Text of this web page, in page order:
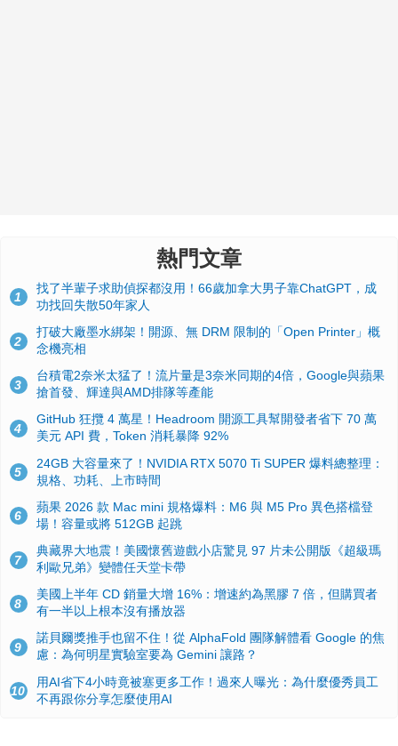
熱門文章
1
找了半輩子求助偵探都沒用！66歲加拿大男子靠ChatGPT，成
功找回失散50年家人
2
打破大廠墨水綁架！開源、無 DRM 限制的「Open Printer」概
念機亮相
3
台積電2奈米太猛了！流片量是3奈米同期的4倍，Google與蘋果
搶首發、輝達與AMD排隊等產能
4
GitHub 狂攬 4 萬星！Headroom 開源工具幫開發者省下 70 萬
美元 API 費，Token 消耗暴降 92%
5
24GB 大容量來了！NVIDIA RTX 5070 Ti SUPER 爆料總整理：
規格、功耗、上市時間
6
蘋果 2026 款 Mac mini 規格爆料：M6 與 M5 Pro 異色搭檔登
場！容量或將 512GB 起跳
7
典藏界大地震！美國懷舊遊戲小店驚見 97 片未公開版《超級瑪
利歐兄弟》變體任天堂卡帶
8
美國上半年 CD 銷量大增 16%：增速約為黑膠 7 倍，但購買者
有一半以上根本沒有播放器
9
諾貝爾獎推手也留不住！從 AlphaFold 團隊解體看 Google 的焦
慮：為何明星實驗室要為 Gemini 讓路？
10
用AI省下4小時竟被塞更多工作！過來人曝光：為什麼優秀員工
不再跟你分享怎麼使用AI